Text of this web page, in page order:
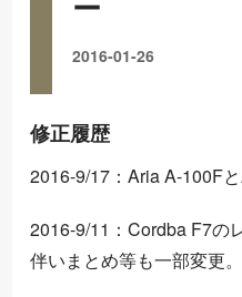
2016-01-26
修正履歴
2016-9/17：Aria A-100F
2016-9/11：Cordba F7の
伴いまとめ等も一部変更。